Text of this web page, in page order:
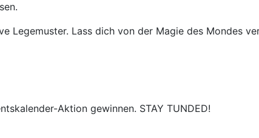
Legemuster. Lass dich von der Magie des Mondes
Aktion gewinnen. STAY TUNDED!